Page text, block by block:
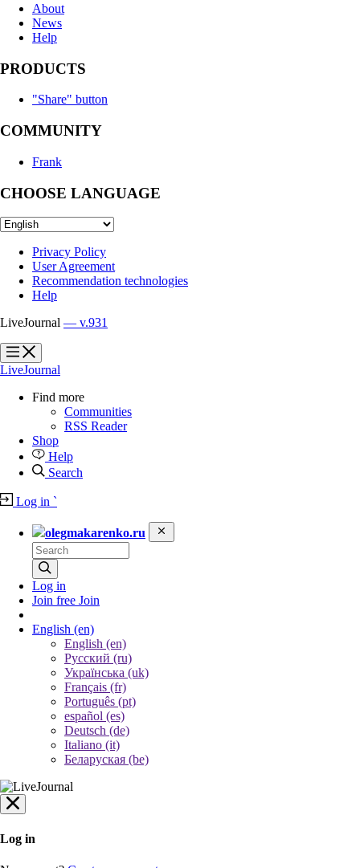
About
News
Help
PRODUCTS
"Share" button
COMMUNITY
Frank
CHOOSE LANGUAGE
Privacy Policy
User Agreement
Recommendation technologies
Help
LiveJournal — v.931
?
?
LiveJournal
Find more
Communities
RSS Reader
Shop
Help
Search
Log in `
olegmakarenko.ru
Log in
Join free Join
English (en)
English (en)
Русский (ru)
Українська (uk)
Français (fr)
Português (pt)
español (es)
Deutsch (de)
Italiano (it)
Беларуская (be)
Log in